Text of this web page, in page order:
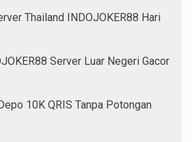
Thailand INDOJOKER88 Hari
Server Luar Negeri Gacor
10K QRIS Tanpa Potongan